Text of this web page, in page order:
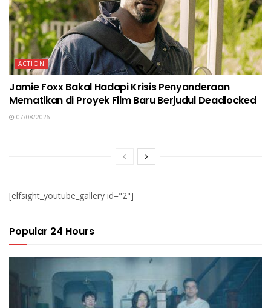
ACTION
Jamie Foxx Bakal Hadapi Krisis Penyanderaan
Mematikan di Proyek Film Baru Berjudul Deadlocked
07/08/2026
[elfsight_youtube_gallery id="2"]
Popular 24 Hours